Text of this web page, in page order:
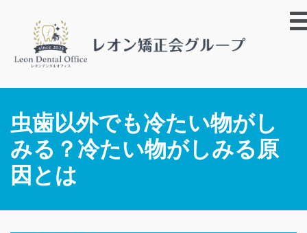
虫歯以外でも冷たい物がし
みる？冷たい物がしみる原
因とは